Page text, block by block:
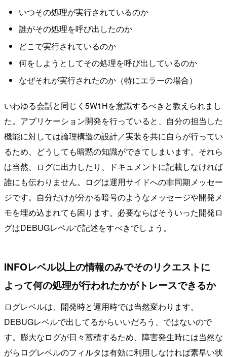
いつその処理が実行されているのか
誰がその処理を呼び出したのか
どこで実行されているのか
何をしようとしてその処理を呼び出しているのか
なぜそれが実行されたのか（特にエラーの場合）
いわゆる会話と同じく5W1Hを意識するべきと教えられまし
た。アプリケーション開発を行っていると、自分の担当した
機能に対しては論理構造の設計／実装を共に自らが行ってい
るため、どうしても暗黙の知識ができてしまいます。それら
は当然、ログに出力したり、ドキュメントに記載しなければ
誰にも伝わりません。ログは運用サイドへの非同期メッセー
ジです。自分だけが分かる暗号のようなメッセージや開発メ
モを埋め込まれても困ります。必要ならばそういった開発ロ
グはDEBUGレベルで記述をすべきでしょう。
INFOレベル以上の情報のみでそのリクエストに
よって何の処理が行われたかがトレースできるか
ログレベルは、開発時と運用時では当然変わります。
DEBUGレベルで出してるからいいだろう、ではないので
す。膨大なログが日々蓄積するため、障害発生時には当然な
がらログレベルのフィルタは有効に利用しなければ素早い状